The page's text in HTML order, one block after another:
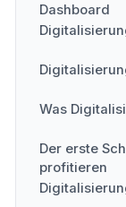
Dashboard
Was
Der erste
profitieren